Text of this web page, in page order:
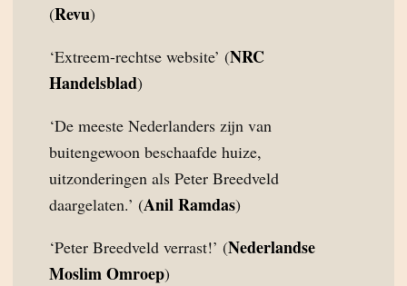
(Revu)
‘Extreem-rechtse website’ (NRC
Handelsblad)
‘De meeste Nederlanders zijn van
buitengewoon beschaafde huize,
uitzonderingen als Peter Breedveld
daargelaten.’ (Anil Ramdas)
‘Peter Breedveld verrast!’ (Nederlandse
Moslim Omroep)